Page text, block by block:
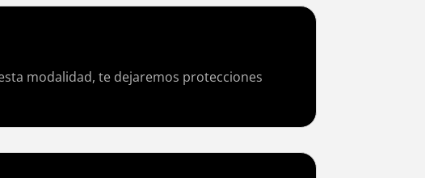
modalidad, te dejaremos protecciones